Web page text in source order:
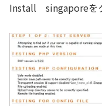
Install singaporeを